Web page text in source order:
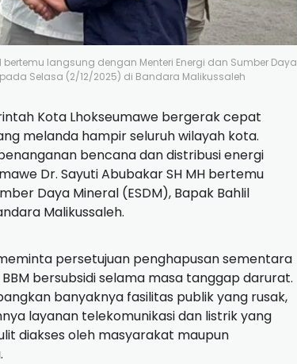
bertemu langsung dengan Menteri Energi dan Sumber Daya
Selasa (2/12/2025) di Bandara Malikussaleh
Kota Lhokseumawe bergerak cepat
melanda hampir seluruh wilayah kota.
bencana dan distribusi energi
Dr. Sayuti Abubakar SH MH bertemu
Daya Mineral (ESDM), Bapak Bahlil
Malikussaleh.
persetujuan penghapusan sementara
bersubsidi selama masa tanggap darurat.
banyaknya fasilitas publik yang rusak,
layanan telekomunikasi dan listrik yang
diakses oleh masyarakat maupun